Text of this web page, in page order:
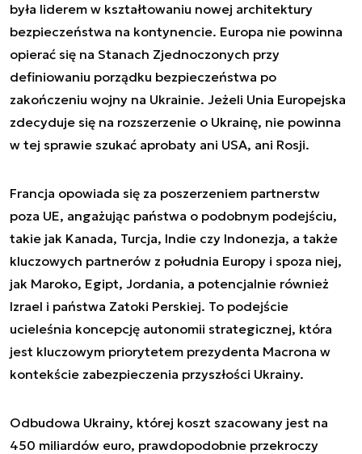
była liderem w kształtowaniu nowej architektury
bezpieczeństwa na kontynencie. Europa nie powinna
opierać się na Stanach Zjednoczonych przy
definiowaniu porządku bezpieczeństwa po
zakończeniu wojny na Ukrainie. Jeżeli Unia Europejska
zdecyduje się na rozszerzenie o Ukrainę, nie powinna
w tej sprawie szukać aprobaty ani USA, ani Rosji.
Francja opowiada się za poszerzeniem partnerstw
poza UE, angażując państwa o podobnym podejściu,
takie jak Kanada, Turcja, Indie czy Indonezja, a także
kluczowych partnerów z południa Europy i spoza niej,
jak Maroko, Egipt, Jordania, a potencjalnie również
Izrael i państwa Zatoki Perskiej. To podejście
ucieleśnia koncepcję autonomii strategicznej, która
jest kluczowym priorytetem prezydenta Macrona w
kontekście zabezpieczenia przyszłości Ukrainy.
Odbudowa Ukrainy, której koszt szacowany jest na
450 miliardów euro, prawdopodobnie przekroczy